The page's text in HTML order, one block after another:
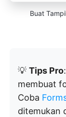
Buat
💡 Tips Pro
membuat
Coba
ditemukan